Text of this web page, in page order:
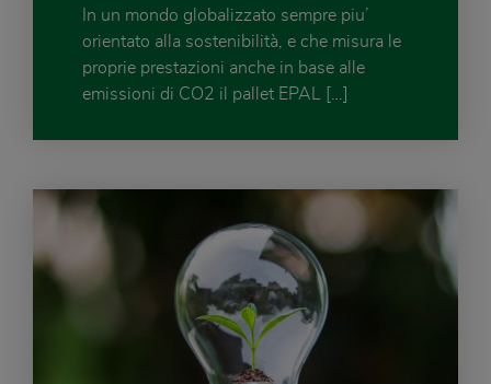
In un mondo globalizzato sempre piu’
orientato alla sostenibilità, e che misura le
proprie prestazioni anche in base alle
emissioni di CO2 il pallet EPAL […]